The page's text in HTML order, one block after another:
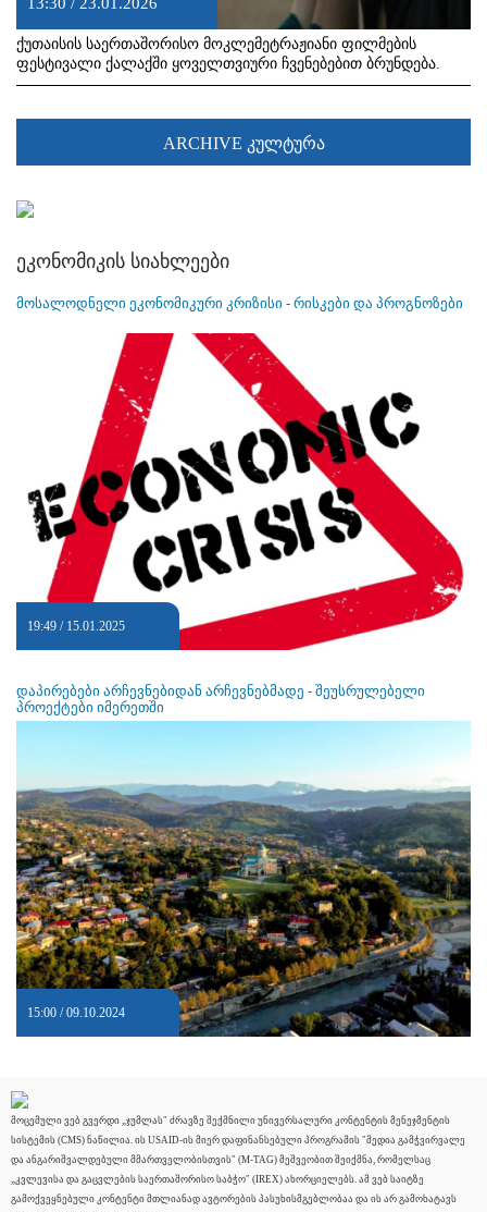
ქუთაისის საერთაშორისო მოკლემეტრაჟიანი ფილმების
ფესტივალი ქალაქში ყოველთვიური ჩვენებებით ბრუნდება.
ARCHIVE კულტურა
ეკონომიკის სიახლეები
მოსალოდნელი ეკონომიკური კრიზისი - რისკები და პროგნოზები
19:49 / 15.01.2025
დაპირებები არჩევნებიდან არჩევნებმადე - შეუსრულებელი
პროექტები იმერეთში
15:00 / 09.10.2024
მოცემული ვებ გვერდი „ჯუმლას" ძრავზე შექმნილი უნივერსალური კონტენტის მენეჯმენტის
სისტემის (CMS) ნაწილია. ის USAID-ის მიერ დაფინანსებული პროგრამის "მედია გამჭვირვალე
და ანგარიშვალდებული მმართველობისთვის" (M-TAG) მეშვეობით შეიქმნა, რომელსაც
„კვლევისა და გაცვლების საერთაშორისო საბჭო" (IREX) ახორციელებს. ამ ვებ საიტზე
გამოქვეყნებული კონტენტი მთლიანად ავტორების პასუხისმგებლობაა და ის არ გამოხატავს